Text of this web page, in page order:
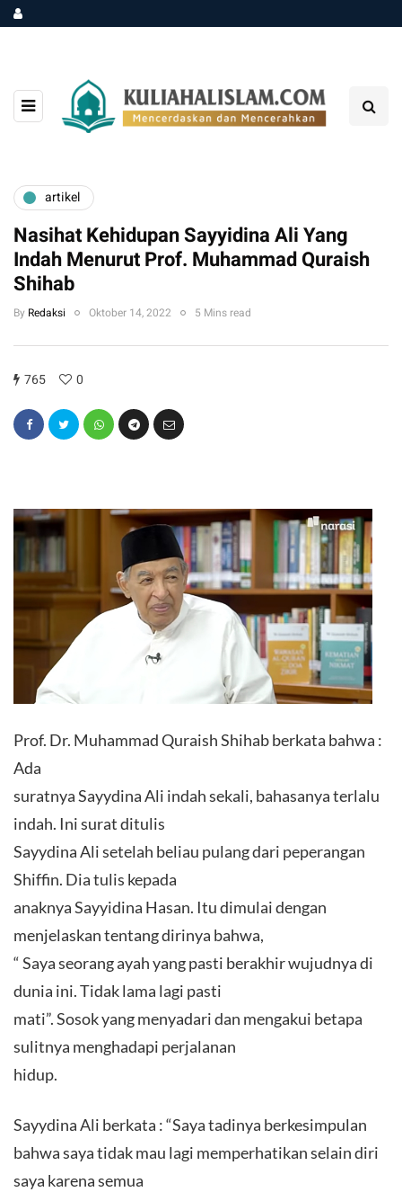
artikel
Nasihat Kehidupan Sayyidina Ali Yang
Indah Menurut Prof. Muhammad Quraish
Shihab
By Redaksi Oktober 14, 2022 5 Mins read
765 0
Prof. Dr. Muhammad Quraish Shihab berkata bahwa :
Ada
suratnya Sayydina Ali indah sekali, bahasanya terlalu
indah. Ini surat ditulis
Sayydina Ali setelah beliau pulang dari peperangan
Shiffin. Dia tulis kepada
anaknya Sayyidina Hasan. Itu dimulai dengan
menjelaskan tentang dirinya bahwa,
“ Saya seorang ayah yang pasti berakhir wujudnya di
dunia ini. Tidak lama lagi pasti
mati”. Sosok yang menyadari dan mengakui betapa
sulitnya menghadapi perjalanan
hidup.
Sayydina Ali berkata : “Saya tadinya berkesimpulan
bahwa saya tidak mau lagi memperhatikan selain diri
saya karena semua